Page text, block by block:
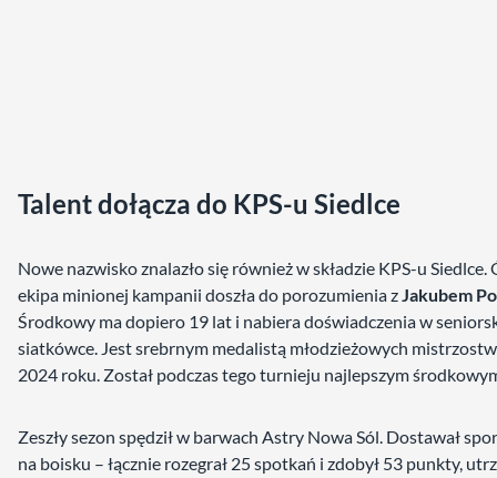
Talent dołącza do KPS-u Siedlce
Nowe nazwisko znalazło się również w składzie KPS-u Siedlce.
ekipa minionej kampanii doszła do porozumienia zJakubem
Środkowy ma dopiero 19 lat i nabiera doświadczenia w
siatkówce. Jest srebrnym medalistą młodzieżowych
2024 roku. Został podczas tego turnieju najlepszym
Zeszły sezon spędził w barwach Astry Nowa Sól. Dostawał
na boisku – łącznie rozegrał 25 spotkań i zdobył 53 punkty,